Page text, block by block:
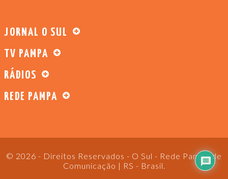
JORNAL O SUL
TV PAMPA
RÁDIOS
REDE PAMPA
© 2026 - Direitos Reservados - O Sul - Rede Pampa de
Comunicação | RS - Brasil.